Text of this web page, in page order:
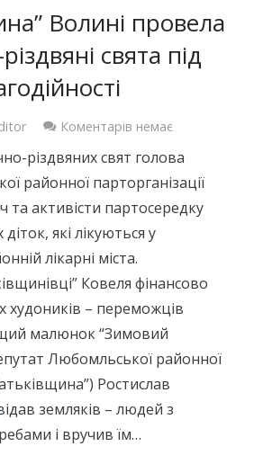
Волині провела
свята під
Коментарів немає
різдвяних свят голова
районної парторганізації
активісти партосередку
які лікуються у
лікарні міста.
Ковеля фінансово
худоників – переможців
малюнок “Зимовий
Любомльської районної
Ростислав
земляків – людей з
і вручив їм…